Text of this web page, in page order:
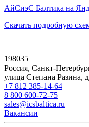
АйСиэС Балтика на
Скачать подробную
198035
Россия, Санкт-
улица Степана Разина,
+7 812 385-14-64
8 800 600-72-75
sales@icsbaltica.ru
Вакансии